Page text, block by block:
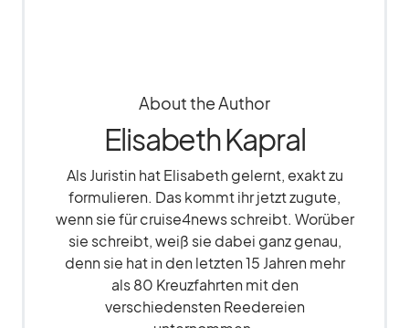
About the Author
Elisabeth Kapral
Als Juristin hat Elisabeth gelernt, exakt zu
formulieren. Das kommt ihr jetzt zugute,
wenn sie für cruise4news schreibt. Worüber
sie schreibt, weiß sie dabei ganz genau,
denn sie hat in den letzten 15 Jahren mehr
als 80 Kreuzfahrten mit den
verschiedensten Reedereien